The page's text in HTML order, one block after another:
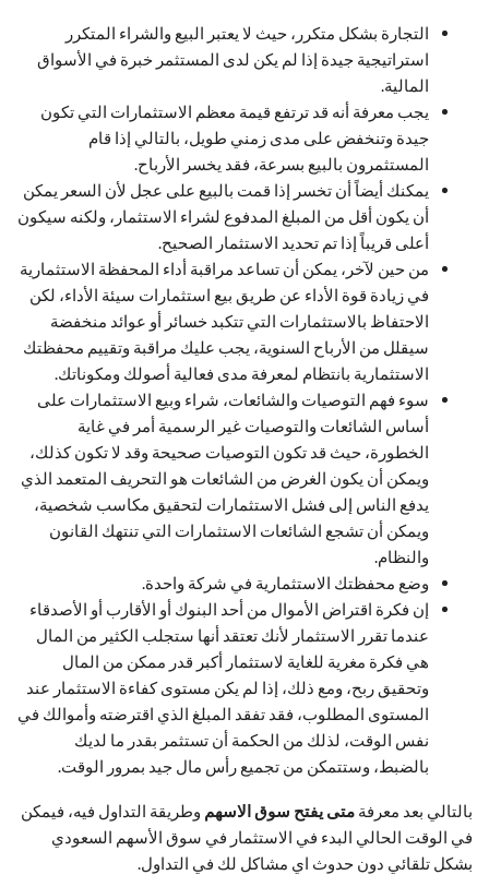
التجارة بشكل متكرر، حيث لا يعتبر البيع والشراء المتكرر
استراتيجية جيدة إذا لم يكن لدى المستثمر خبرة في الأسواق
المالية.
يجب معرفة أنه قد ترتفع قيمة معظم الاستثمارات التي تكون
جيدة وتنخفض على مدى زمني طويل، بالتالي إذا قام
المستثمرون بالبيع بسرعة، فقد يخسر الأرباح.
يمكنك أيضاً أن تخسر إذا قمت بالبيع على عجل لأن السعر يمكن
أن يكون أقل من المبلغ المدفوع لشراء الاستثمار، ولكنه سيكون
أعلى قريباً إذا تم تحديد الاستثمار الصحيح.
من حين لآخر، يمكن أن تساعد مراقبة أداء المحفظة الاستثمارية
في زيادة قوة الأداء عن طريق بيع استثمارات سيئة الأداء، لكن
الاحتفاظ بالاستثمارات التي تتكبد خسائر أو عوائد منخفضة
سيقلل من الأرباح السنوية، يجب عليك مراقبة وتقييم محفظتك
الاستثمارية بانتظام لمعرفة مدى فعالية أصولك ومكوناتك.
سوء فهم التوصيات والشائعات، شراء وبيع الاستثمارات على
أساس الشائعات والتوصيات غير الرسمية أمر في غاية
الخطورة، حيث قد تكون التوصيات صحيحة وقد لا تكون كذلك،
ويمكن أن يكون الغرض من الشائعات هو التحريف المتعمد الذي
يدفع الناس إلى فشل الاستثمارات لتحقيق مكاسب شخصية،
ويمكن أن تشجع الشائعات الاستثمارات التي تنتهك القانون
والنظام.
وضع محفظتك الاستثمارية في شركة واحدة.
إن فكرة اقتراض الأموال من أحد البنوك أو الأقارب أو الأصدقاء
عندما تقرر الاستثمار لأنك تعتقد أنها ستجلب الكثير من المال
هي فكرة مغرية للغاية لاستثمار أكبر قدر ممكن من المال
وتحقيق ربح، ومع ذلك، إذا لم يكن مستوى كفاءة الاستثمار عند
المستوى المطلوب، فقد تفقد المبلغ الذي اقترضته وأموالك في
نفس الوقت، لذلك من الحكمة أن تستثمر بقدر ما لديك
بالضبط، وستتمكن من تجميع رأس مال جيد بمرور الوقت.
بالتالي بعد معرفة متى يفتح سوق الاسهم وطريقة التداول فيه، فيمكن
في الوقت الحالي البدء في الاستثمار في سوق الأسهم السعودي
بشكل تلقائي دون حدوث اي مشاكل لك في التداول.